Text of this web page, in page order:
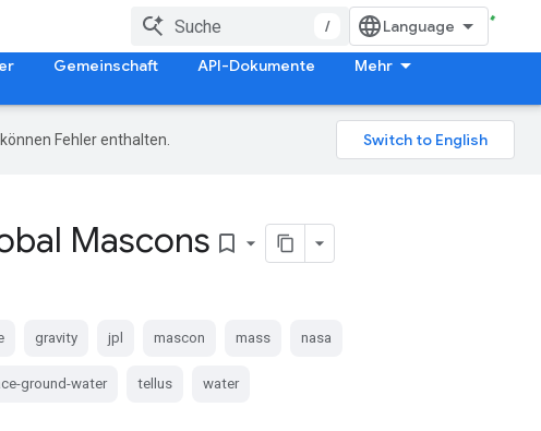
/
Gemeinschaft API-Dokumente Mehr
Fehler enthalten.
Mascons bookmark_border
gravity jpl mascon mass nasa
ground-water tellus water